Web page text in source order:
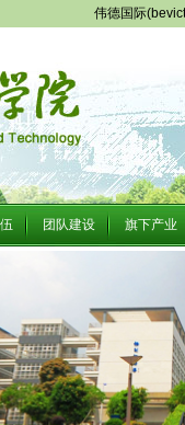
伟德国际
团队建设 旗下产业